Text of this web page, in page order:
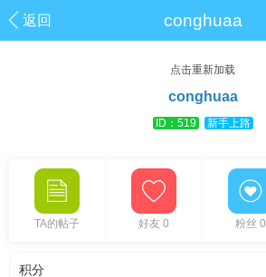
返回 conghuaa
点击重新加载
conghuaa
ID：519 新手上路
TA的帖子 好友 0 粉丝 0
积分